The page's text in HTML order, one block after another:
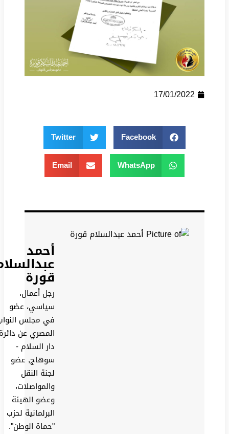
17/01/2022
Facebook
Twitter
WhatsApp
Email
أحمد
عبدالسلام
قورة
رجل أعمال،
سياسي، عضو
في مجلس النواب
المصري عن دائرة
دار السلام -
سوهاج, عضو
لجنة النقل
والمواصلات،
وعضو الهيئة
البرلمانية لحزب
"حماة الوطن".